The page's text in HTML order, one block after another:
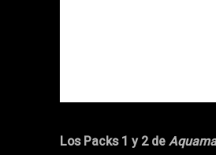
Los Packs 1 y 2 de